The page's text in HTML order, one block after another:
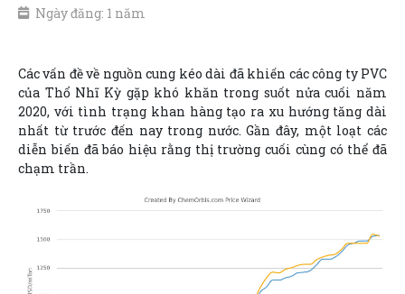
Ngày đăng: 1 năm
Các vấn đề về nguồn cung kéo dài đã khiến các công ty PVC
của Thổ Nhĩ Kỳ gặp khó khăn trong suốt nửa cuối năm
2020, với tình trạng khan hàng tạo ra xu hướng tăng dài
nhất từ trước đến nay trong nước. Gần đây, một loạt các
diễn biến đã báo hiệu rằng thị trường cuối cùng có thể đã
chạm trần.